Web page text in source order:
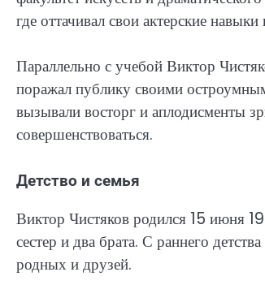
где оттачивал свои актерские
Параллельно с учебой Виктор
поражал публику своими
вызывали восторг и аплодисменты
совершенствоваться.
Детство и семья
Виктор Чистяков родился 15 июня
сестер и два брата. С раннего
родных и друзей.